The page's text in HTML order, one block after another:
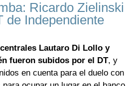
Ricardo Zielinski
de Independiente
Lautaro Di Lollo y
fueron subidos por el DT, y
en cuenta para el duelo con